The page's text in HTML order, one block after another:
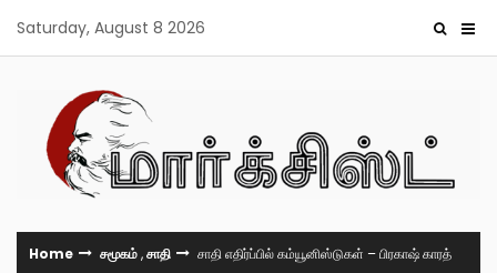
content
Saturday, August 8 2026
Home சமூகம்,சாதி சாதி எதிர்ப்பில் கம்யூனிஸ்டுகள் – பிரகாஷ் காரத்